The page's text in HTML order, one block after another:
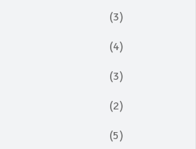
(3)
(4)
(3)
(2)
(5)